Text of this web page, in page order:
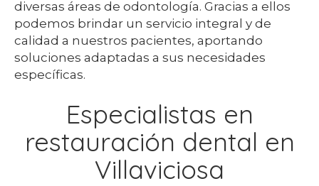
diversas áreas de odontología. Gracias a ellos
podemos brindar un servicio integral y de
calidad a nuestros pacientes, aportando
soluciones adaptadas a sus necesidades
específicas.
Especialistas en
restauración dental en
Villaviciosa